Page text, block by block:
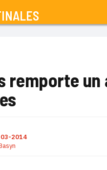
remporte
2014